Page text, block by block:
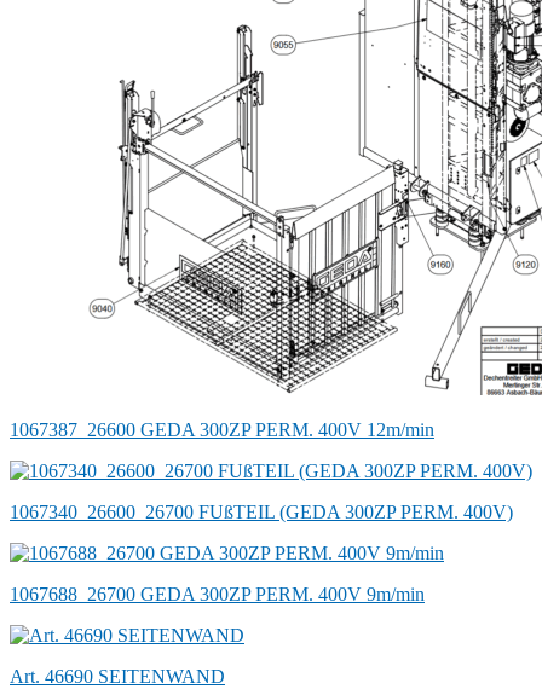
1067387_26600 GEDA 300ZP PERM. 400V 12m/min
1067340_26600_26700 FUßTEIL (GEDA 300ZP PERM. 400V)
1067688_26700 GEDA 300ZP PERM. 400V 9m/min
Art. 46690 SEITENWAND